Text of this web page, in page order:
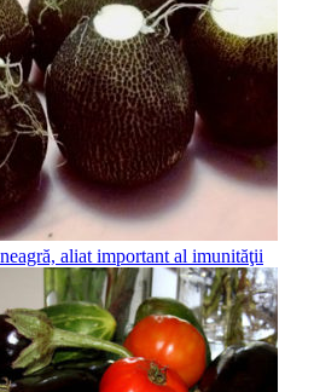
aliat important al imunităţii